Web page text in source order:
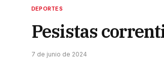
DEPORTES
Pesistas
7 de junio de 2024